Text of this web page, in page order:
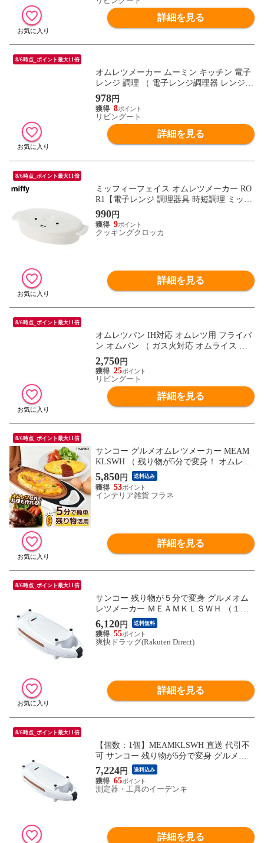
S キャラクター ）
詳細を見る
8/6時点_ポイント最大11倍
オムレツメーカー ムーミン キッチン 電子
レンジ 調理 （ 電子レンジ調理器 レンジ調
理器 電子レンジ料理 オムレツ 半熟 キャラ
クター MOOMIN たまご タマゴ 卵 玉子 電
子レンジ専用調理器 火を使わない 便利グ
ッズ 北欧 ）
978円
8
リビングート
詳細を見る
8/6時点_ポイント最大11倍
ミッフィーフェイス オムレツメーカー RO
R1【電子レンジ 調理器具 時短調理 ミッフ
ィー グッズ miffy 日本製】
990円
9
クッキングクロッカ
詳細を見る
8/6時点_ポイント最大11倍
オムレツパン IH対応 オムレツ用 フライパ
ン オムパン （ ガス火対応 オムライス オ
ムレツメーカー ふっ素加工 フッ素加工 オ
ムレツフライパン フッ素コーティング ア
ルミ製 キッチン用品 軽量 レシピ付き ）
2,750円
25
リビングート
詳細を見る
8/6時点_ポイント最大11倍
サンコー グルメオムレツメーカー MEAM
KLSWH （ 残り物が5分で変身！ オムレツ
卵料理 玉子料理 調理家電 THANKO）【送
料無料】
5,850円 送料込み
53
インテリア雑貨 フラネ
詳細を見る
8/6時点_ポイント最大11倍
サンコー 残り物が５分で変身 グルメオム
レツメーカー ＭＥＡＭＫＬＳＷＨ （１
個）
6,120円 送料無料
55
爽快ドラッグ(Rakuten Direct)
詳細を見る
8/6時点_ポイント最大11倍
【個数：1個】MEAMKLSWH 直送 代引不
可 サンコー 残り物が5分で変身 グルメオ
ムレツメーカー
7,224円 送料込み
65
測定器・工具のイーデンキ
詳細を見る